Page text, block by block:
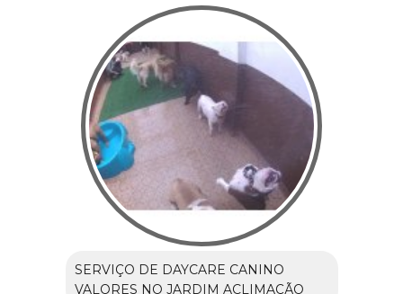
SERVIÇO DE DAYCARE CANINO
VALORES NO JARDIM ACLIMAÇÃO